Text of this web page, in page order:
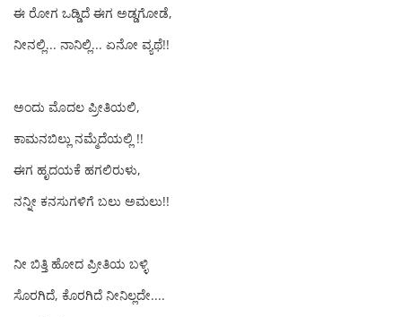
ಈ ರೋಗ ಒಡ್ಡಿದೆ ಈಗ ಅಡ್ಡಗೋಡೆ,
ನೀನಲ್ಲಿ... ನಾನಿಲ್ಲಿ... ಏನೋ ವ್ಯಥೆ!!
ಅಂದು ಮೊದಲ ಪ್ರೀತಿಯಲಿ,
ಕಾಮನಬಿಲ್ಲು ನಮ್ಮೆದೆಯಲ್ಲಿ !!
ಈಗ ಹೃದಯಕೆ ಹಗಲಿರುಳು,
ನನ್ನೀ ಕನಸುಗಳಿಗೆ ಬಲು ಅಮಲು!!
ನೀ ಬಿತ್ತಿ ಹೋದ ಪ್ರೀತಿಯ ಬಳ್ಳಿ
ಸೊರಗಿದೆ, ಕೊರಗಿದೆ ನೀನಿಲ್ಲದೇ....